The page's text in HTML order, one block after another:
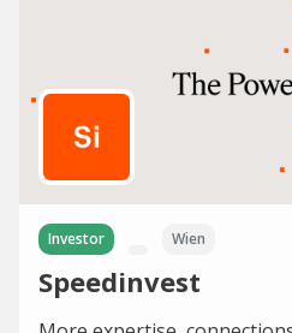
Investor Wien
Speedinvest